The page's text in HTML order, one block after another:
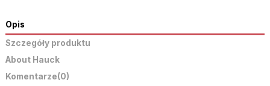
Opis
Szczegóły produktu
About Hauck
Komentarze(0)